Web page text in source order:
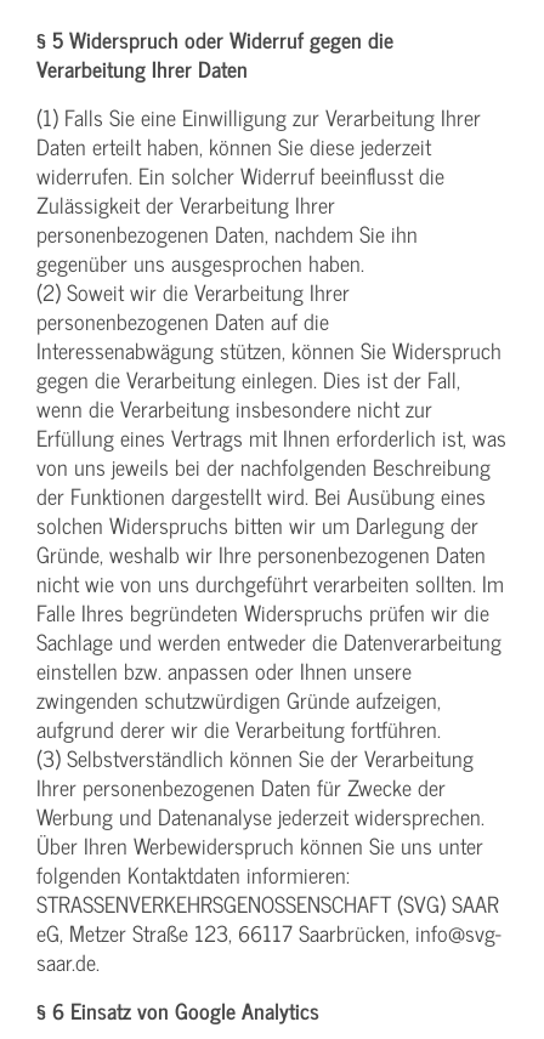
§ 5 Widerspruch oder Widerruf gegen die
Verarbeitung Ihrer Daten
(1) Falls Sie eine Einwilligung zur Verarbeitung Ihrer
Daten erteilt haben, können Sie diese jederzeit
widerrufen. Ein solcher Widerruf beeinflusst die
Zulässigkeit der Verarbeitung Ihrer
personenbezogenen Daten, nachdem Sie ihn
gegenüber uns ausgesprochen haben.
(2) Soweit wir die Verarbeitung Ihrer
personenbezogenen Daten auf die
Interessenabwägung stützen, können Sie Widerspruch
gegen die Verarbeitung einlegen. Dies ist der Fall,
wenn die Verarbeitung insbesondere nicht zur
Erfüllung eines Vertrags mit Ihnen erforderlich ist, was
von uns jeweils bei der nachfolgenden Beschreibung
der Funktionen dargestellt wird. Bei Ausübung eines
solchen Widerspruchs bitten wir um Darlegung der
Gründe, weshalb wir Ihre personenbezogenen Daten
nicht wie von uns durchgeführt verarbeiten sollten. Im
Falle Ihres begründeten Widerspruchs prüfen wir die
Sachlage und werden entweder die Datenverarbeitung
einstellen bzw. anpassen oder Ihnen unsere
zwingenden schutzwürdigen Gründe aufzeigen,
aufgrund derer wir die Verarbeitung fortführen.
(3) Selbstverständlich können Sie der Verarbeitung
Ihrer personenbezogenen Daten für Zwecke der
Werbung und Datenanalyse jederzeit widersprechen.
Über Ihren Werbewiderspruch können Sie uns unter
folgenden Kontaktdaten informieren:
STRASSENVERKEHRSGENOSSENSCHAFT (SVG) SAAR
eG, Metzer Straße 123, 66117 Saarbrücken, info@svg-
saar.de.
§ 6 Einsatz von Google Analytics